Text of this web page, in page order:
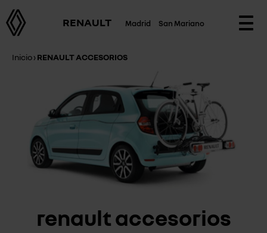
RENAULT Madrid San Mariano
Inicio›RENAULT ACCESORIOS
renault accesorios